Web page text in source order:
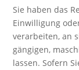
Sie haben das
Einwilligung
verarbeiten, an
gängigen,
lassen. Sofern